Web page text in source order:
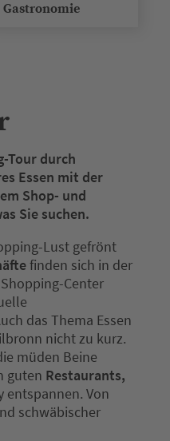
Gastronomie
Tour durch
Essen mit der
Shop- und
Sie suchen.
Lust gefrönt
finden sich in der
Center
das Thema Essen
nicht zu kurz.
müden Beine
guten Restaurants,
entspannen. Von
schwäbischer